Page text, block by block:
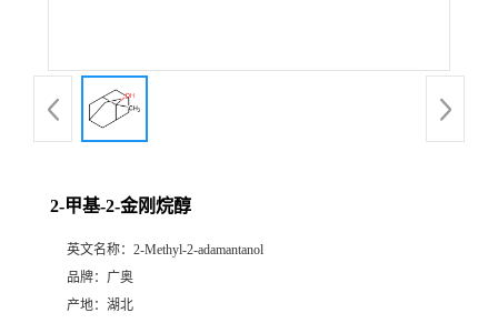
2-甲基-2-金刚烷醇
英文名称： 2-Methyl-2-adamantanol
品牌： 广奥
产地： 湖北